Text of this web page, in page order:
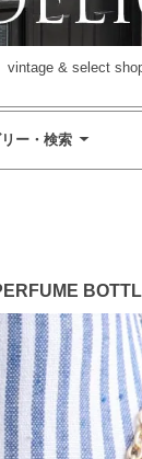
vintage & select
ー・検索